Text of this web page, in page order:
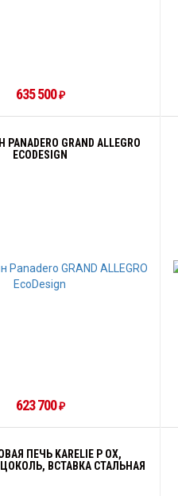
635 500 ₽
GRAND ALLEGRO
ECODESIGN
623 700 ₽
ПЕЧЬ KARELIE P OX,
ВСТАВКА СТАЛЬНАЯ